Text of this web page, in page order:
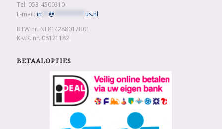
Tel: 053-4500310
E-mail: in @
us.nl
BTW nr. NL814288017B01
K.v.K. nr. 08121182
BETAALOPTIES